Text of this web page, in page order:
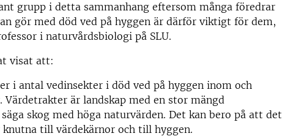
grupp i detta sammanhang eftersom många föredrar
gör med död ved på hyggen är därför viktigt för dem,
i naturvårdsbiologi på SLU.
visat att:
i antal vedinsekter i död ved på hyggen inom och
är landskap med en stor mängd
skog med höga naturvärden. Det kan bero på att det
till värdekärnor och till hyggen.